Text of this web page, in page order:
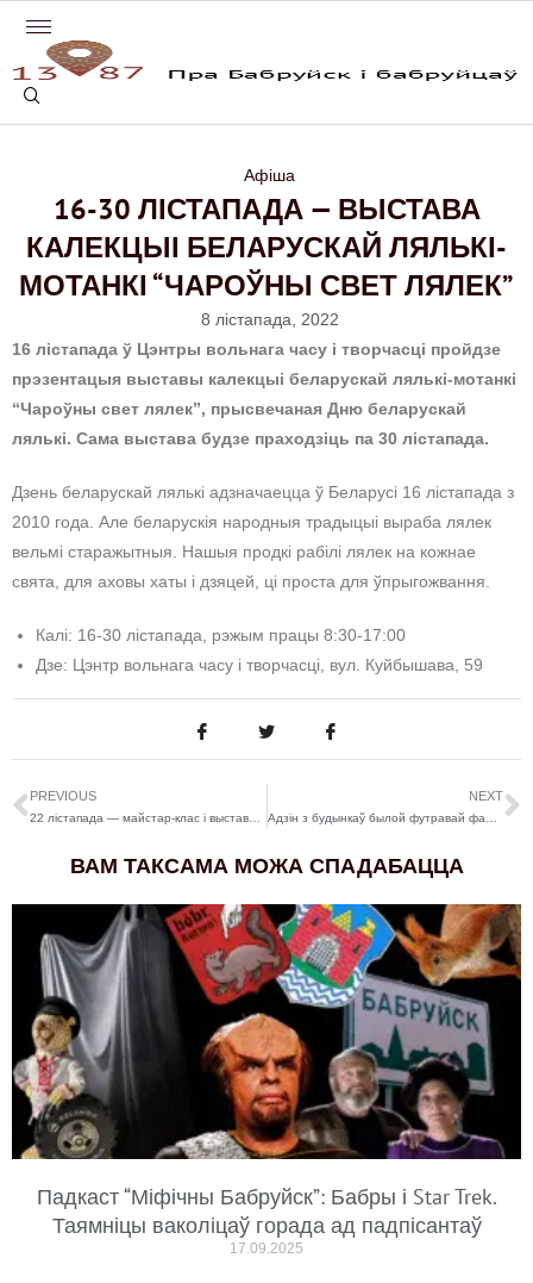
Афіша
16-30 ЛІСТАПАДА — ВЫСТАВА
КАЛЕКЦЫІ БЕЛАРУСКАЙ ЛЯЛЬКІ-
МОТАНКІ “ЧАРОЎНЫ СВЕТ ЛЯЛЕК”
8 лістапада, 2022
16 лістапада ў Цэнтры вольнага часу і творчасці пройдзе
прэзентацыя выставы калекцыі беларускай лялькі-мотанкі
“Чароўны свет лялек”, прысвечаная Дню беларускай
лялькі. Сама выстава будзе праходзіць па 30 лістапада.
Дзень беларускай лялькі адзначаецца ў Беларусі 16 лістапада з
2010 года. Але беларускія народныя традыцыі выраба лялек
вельмі старажытныя. Нашыя продкі рабілі лялек на кожнае
свята, для аховы хаты і дзяцей, ці проста для ўпрыгожвання.
Калі: 16-30 лістапада, рэжым працы 8:30-17:00
Дзе: Цэнтр вольнага часу і творчасці, вул. Куйбышава, 59
PREVIOUS NEXT
ВАМ ТАКСАМА МОЖА СПАДАБАЦЦА
Падкаст “Міфічны Бабруйск”: Бабры і Star Trek.
Таямніцы ваколіцаў горада ад падпісантаў
17.09.2025